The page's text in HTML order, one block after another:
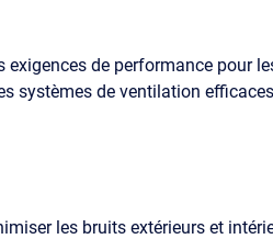
de performance pour
systèmes de ventilation
les bruits extérieurs et